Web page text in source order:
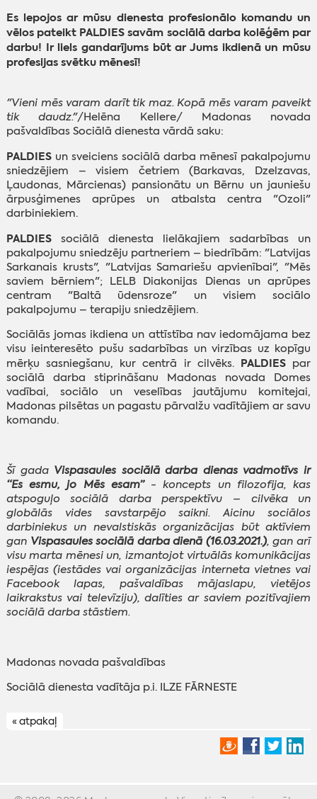
Es lepojos ar mūsu dienesta profesionālo komandu un
vēlos pateikt PALDIES savām sociālā darba kolēģēm par
darbu! Ir liels gandarījums būt ar Jums ikdienā un mūsu
profesijas svētku mēnesī!
"Vieni mēs varam darīt tik maz. Kopā mēs varam paveikt
tik daudz."/Helēna Kellere/ Madonas novada
pašvaldības Sociālā dienesta vārdā saku:
PALDIES un sveiciens sociālā darba mēnesī pakalpojumu
sniedzējiem – visiem četriem (Barkavas, Dzelzavas,
Ļaudonas, Mārcienas) pansionātu un Bērnu un jauniešu
ārpusģimenes aprūpes un atbalsta centra "Ozoli"
darbiniekiem.
PALDIES sociālā dienesta lielākajiem sadarbības un
pakalpojumu sniedzēju partneriem – biedrībām: "Latvijas
Sarkanais krusts", "Latvijas Samariešu apvienībai", "Mēs
saviem bērniem"; LELB Diakonijas Dienas un aprūpes
centram "Baltā ūdensroze" un visiem sociālo
pakalpojumu – terapiju sniedzējiem.
Sociālās jomas ikdiena un attīstība nav iedomājama bez
visu ieinteresēto pušu sadarbības un virzības uz kopīgu
mērķu sasniegšanu, kur centrā ir cilvēks. PALDIESpar
sociālā darba stiprināšanu Madonas novada Domes
vadībai, sociālo un veselības jautājumu komitejai,
Madonas pilsētas un pagastu pārvalžu vadītājiem ar savu
komandu.
Šī gada Vispasaules sociālā darba dienas vadmotīvs ir
“Es esmu, jo Mēs esam”- koncepts un filozofija, kas
atspoguļo sociālā darba perspektīvu – cilvēka un
globālās vides savstarpējo saikni. Aicinu sociālos
darbiniekus un nevalstiskās organizācijas būt aktīviem
gan Vispasaules sociālā darba dienā (16.03.2021.), gan arī
visu marta mēnesi un, izmantojot virtuālās komunikācijas
iespējas (iestādes vai organizācijas interneta vietnes vai
Facebook lapas, pašvaldības mājaslapu, vietējos
laikrakstus vai televīziju), dalīties ar saviem pozitīvajiem
sociālā darba stāstiem.
Madonas novada pašvaldības
Sociālā dienesta vadītāja p.i. ILZE FĀRNESTE
« atpakaļ